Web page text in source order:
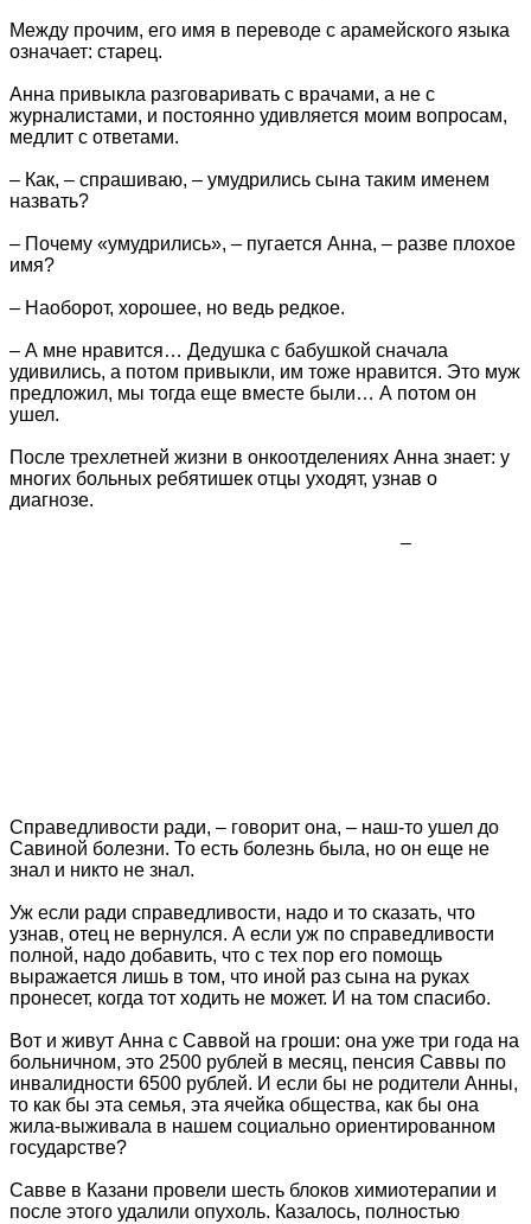
Между прочим, его имя в переводе с арамейского языка
означает: старец.
Анна привыкла разговаривать с врачами, а не с
журналистами, и постоянно удивляется моим вопросам,
медлит с ответами.
– Как, – спрашиваю, – умудрились сына таким именем
назвать?
– Почему «умудрились», – пугается Анна, – разве плохое
имя?
– Наоборот, хорошее, но ведь редкое.
– А мне нравится… Дедушка с бабушкой сначала
удивились, а потом привыкли, им тоже нравится. Это муж
предложил, мы тогда еще вместе были… А потом он
ушел.
После трехлетней жизни в онкоотделениях Анна знает: у
многих больных ребятишек отцы уходят, узнав о
диагнозе.
–
Справедливости ради, – говорит она, – наш-то ушел до
Савиной болезни. То есть болезнь была, но он еще не
знал и никто не знал.
Уж если ради справедливости, надо и то сказать, что
узнав, отец не вернулся. А если уж по справедливости
полной, надо добавить, что с тех пор его помощь
выражается лишь в том, что иной раз сына на руках
пронесет, когда тот ходить не может. И на том спасибо.
Вот и живут Анна с Саввой на гроши: она уже три года на
больничном, это 2500 рублей в месяц, пенсия Саввы по
инвалидности 6500 рублей. И если бы не родители Анны,
то как бы эта семья, эта ячейка общества, как бы она
жила-выживала в нашем социально ориентированном
государстве?
Савве в Казани провели шесть блоков химиотерапии и
после этого удалили опухоль. Казалось, полностью